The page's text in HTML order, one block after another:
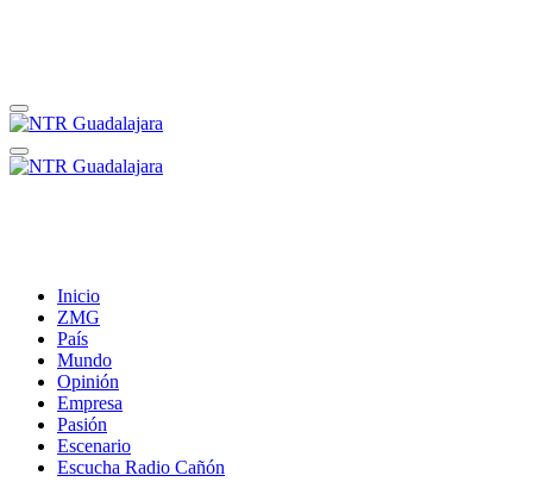
Inicio
ZMG
País
Mundo
Opinión
Empresa
Pasión
Escenario
Escucha Radio Cañón